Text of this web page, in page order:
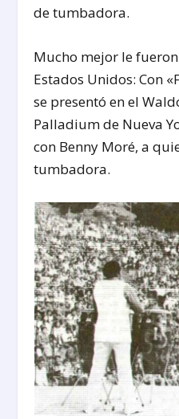
de tumbadora.
Mucho mejor le
Estados Unidos: Con
se presentó en el
Palladium de Nueva
con Benny Moré, a
tumbadora.